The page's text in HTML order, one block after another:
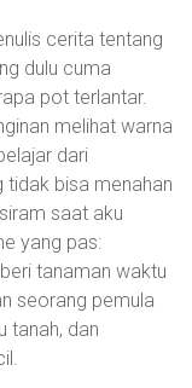
cerita tentang
dulu cuma
pot terlantar.
melihat warna
dari
tidak bisa menahan
saat aku
yang pas:
tanaman waktu
seorang pemula
tanah, dan